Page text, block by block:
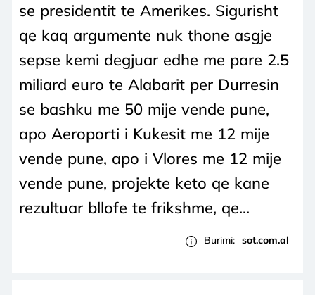
se presidentit te Amerikes. Sigurisht
qe kaq argumente nuk thone asgje
sepse kemi degjuar edhe me pare 2.5
miliard euro te Alabarit per Durresin
se bashku me 50 mije vende pune,
apo Aeroporti i Kukesit me 12 mije
vende pune, apo i Vlores me 12 mije
vende pune, projekte keto qe kane
rezultuar bllofe te frikshme, qe...
Burimi: sot.com.al